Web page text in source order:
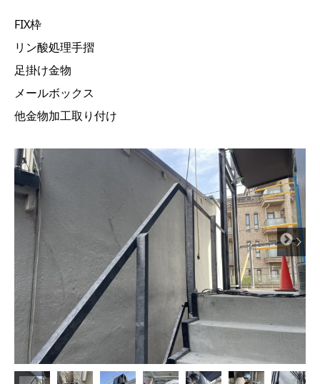
FIX枠
リン酸処理手摺
足掛け金物
メールボックス
他金物加工取り付け
